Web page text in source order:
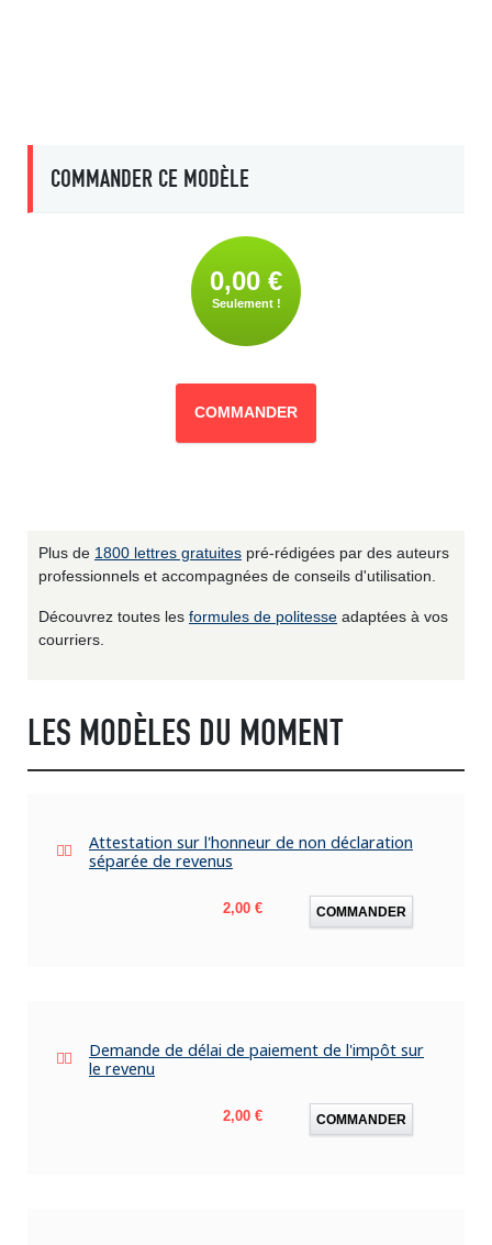
COMMANDER CE MODÈLE
0,00 €
Seulement !
COMMANDER
Plus de 1800 lettres gratuites pré-rédigées par des auteurs
professionnels et accompagnées de conseils d'utilisation.
Découvrez toutes les formules de politesse adaptées à vos
courriers.
LES MODÈLES DU MOMENT
Attestation sur l'honneur de non déclaration
séparée de revenus
Prix
2,00 € COMMANDER
Demande de délai de paiement de l'impôt sur
le revenu
Prix
2,00 € COMMANDER